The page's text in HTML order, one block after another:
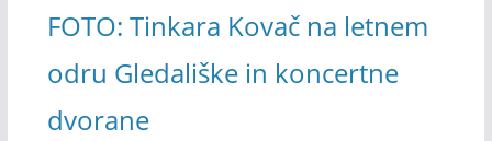
FOTO: Tinkara Kovač na letnem
odru Gledališke in koncertne
dvorane